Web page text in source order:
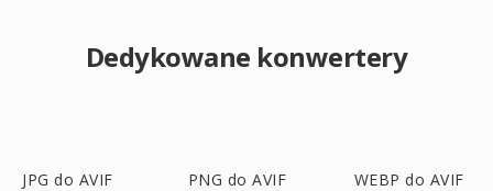
Dedykowane konwertery
JPG do AVIF PNG do AVIF WEBP do AVIF